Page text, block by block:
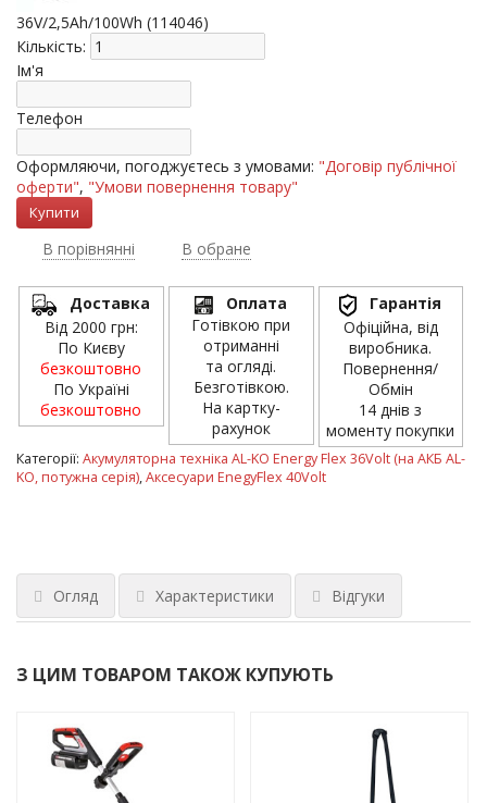
36V/2,5Ah/100Wh (114046)
Кількість:
Ім'я
Телефон
Оформляючи, погоджуєтесь з умовами: "Договір публічної
оферти", "Умови повернення товару"
В порівнянні В обране
Доставка
Від 2000 грн:
По Києву
безкоштовно
По Україні
безкоштовно
Оплата
Готівкою при
отриманні
та огляді.
Безготівкою.
На картку-
рахунок
Гарантія
Офіційна, від
виробника.
Повернення/
Обмін
14 днів з
моменту покупки
Категорії: Акумуляторна техніка AL-KO Energy Flex 36Volt (на АКБ AL-
KO, потужна серія),Аксесуари EnegyFlex 40Volt
Огляд Характеристики Відгуки
З ЦИМ ТОВАРОМ ТАКОЖ КУПУЮТЬ